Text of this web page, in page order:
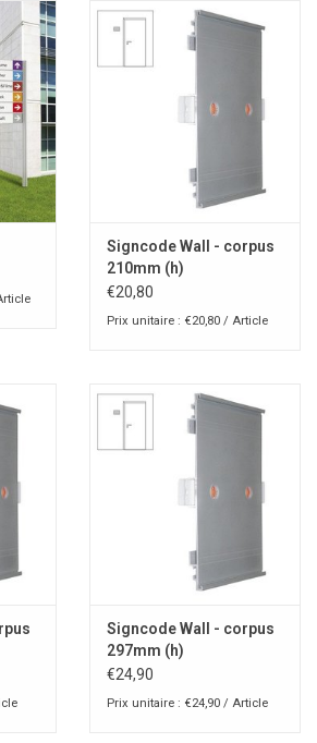
Signcode Wall - corpus
210mm (h)
€20,80
Prix unitaire : €20,80 / Article
Signcode Wall - corpus
297mm (h)
€24,90
Prix unitaire : €24,90 / Article